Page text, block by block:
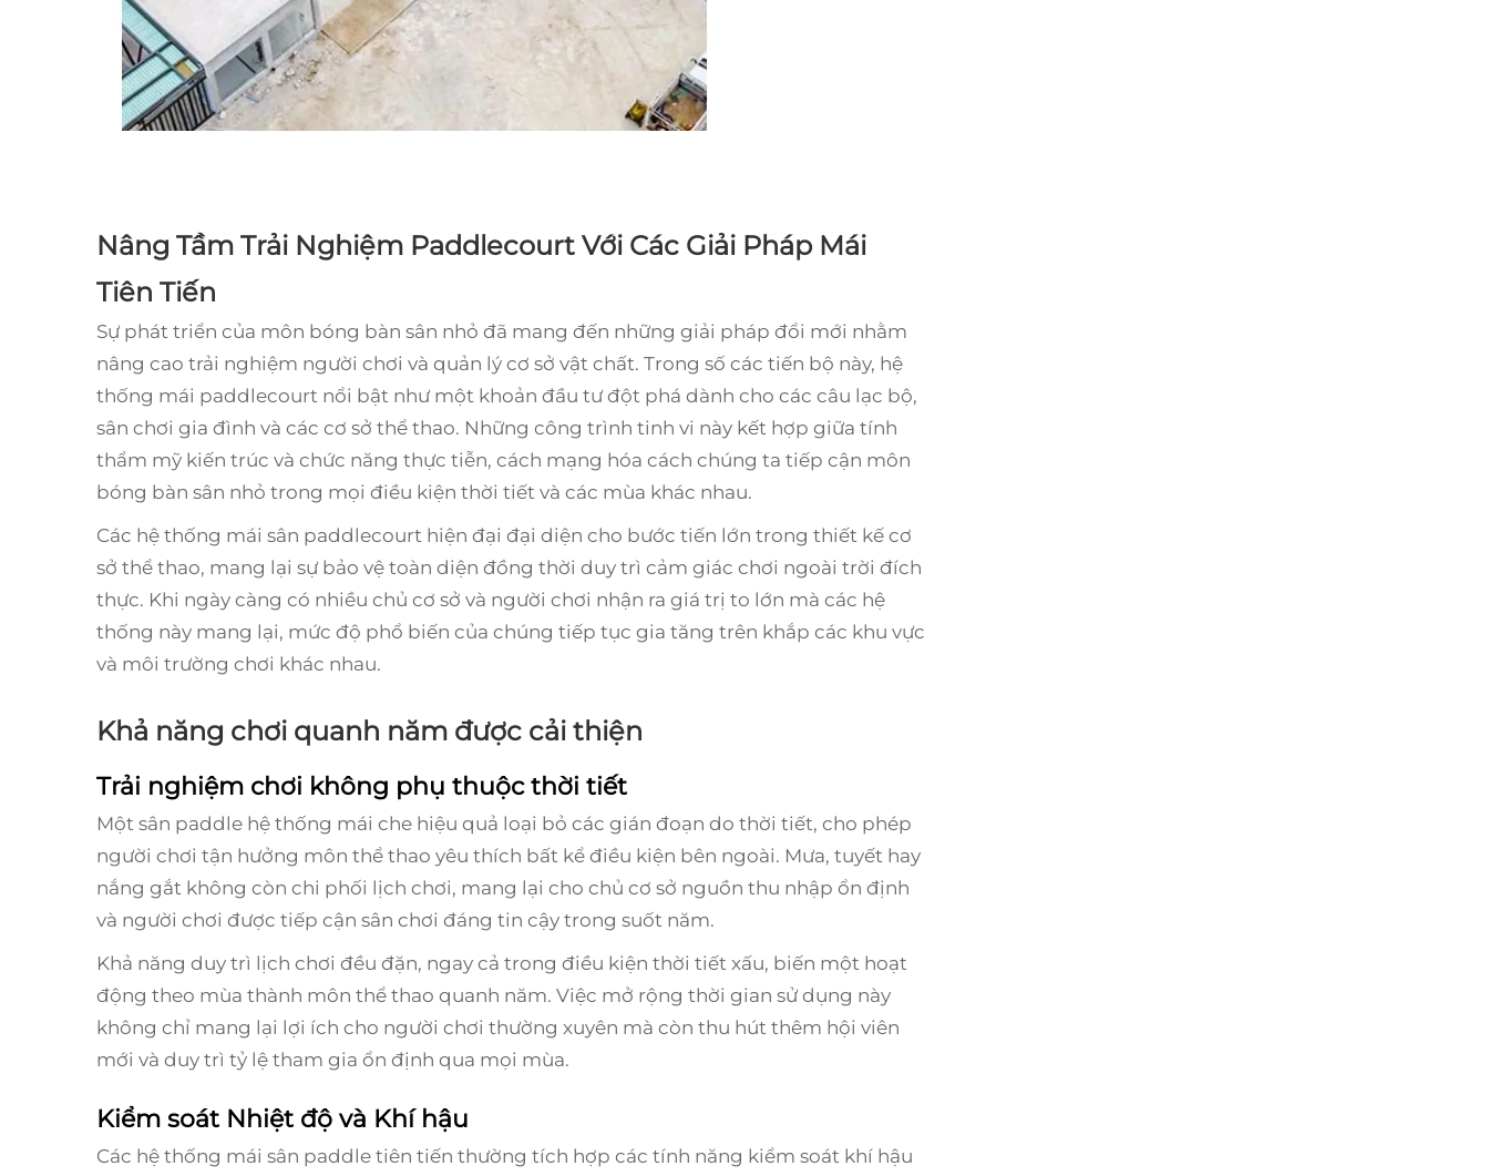
Nâng Tầm Trải Nghiệm Paddlecourt Với Các Giải Pháp Mái
Tiên Tiến
Sự phát triển của môn bóng bàn sân nhỏ đã mang đến những giải pháp đổi mới nhằm
nâng cao trải nghiệm người chơi và quản lý cơ sở vật chất. Trong số các tiến bộ này, hệ
thống mái paddlecourt nổi bật như một khoản đầu tư đột phá dành cho các câu lạc bộ,
sân chơi gia đình và các cơ sở thể thao. Những công trình tinh vi này kết hợp giữa tính
thẩm mỹ kiến trúc và chức năng thực tiễn, cách mạng hóa cách chúng ta tiếp cận môn
bóng bàn sân nhỏ trong mọi điều kiện thời tiết và các mùa khác nhau.
Các hệ thống mái sân paddlecourt hiện đại đại diện cho bước tiến lớn trong thiết kế cơ
sở thể thao, mang lại sự bảo vệ toàn diện đồng thời duy trì cảm giác chơi ngoài trời đích
thực. Khi ngày càng có nhiều chủ cơ sở và người chơi nhận ra giá trị to lớn mà các hệ
thống này mang lại, mức độ phổ biến của chúng tiếp tục gia tăng trên khắp các khu vực
và môi trường chơi khác nhau.
Khả năng chơi quanh năm được cải thiện
Trải nghiệm chơi không phụ thuộc thời tiết
Một sân paddle hệ thống mái che hiệu quả loại bỏ các gián đoạn do thời tiết, cho phép
người chơi tận hưởng môn thể thao yêu thích bất kể điều kiện bên ngoài. Mưa, tuyết hay
nắng gắt không còn chi phối lịch chơi, mang lại cho chủ cơ sở nguồn thu nhập ổn định
và người chơi được tiếp cận sân chơi đáng tin cậy trong suốt năm.
Khả năng duy trì lịch chơi đều đặn, ngay cả trong điều kiện thời tiết xấu, biến một hoạt
động theo mùa thành môn thể thao quanh năm. Việc mở rộng thời gian sử dụng này
không chỉ mang lại lợi ích cho người chơi thường xuyên mà còn thu hút thêm hội viên
mới và duy trì tỷ lệ tham gia ổn định qua mọi mùa.
Kiểm soát Nhiệt độ và Khí hậu
Các hệ thống mái sân paddle tiên tiến thường tích hợp các tính năng kiểm soát khí hậu